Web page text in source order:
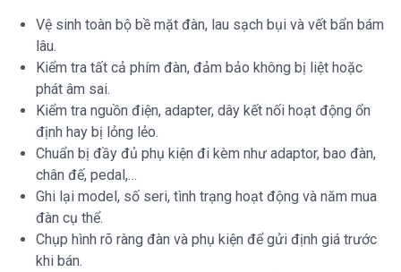
Vệ sinh toàn bộ bề mặt đàn, lau sạch bụi và vết bẩn bám
lâu.
Kiểm tra tất cả phím đàn, đảm bảo không bị liệt hoặc
phát âm sai.
Kiểm tra nguồn điện, adapter, dây kết nối hoạt động ổn
định hay bị lỏng lẻo.
Chuẩn bị đầy đủ phụ kiện đi kèm như adaptor, bao đàn,
chân đế, pedal,…
Ghi lại model, số seri, tình trạng hoạt động và năm mua
đàn cụ thể.
Chụp hình rõ ràng đàn và phụ kiện để gửi định giá trước
khi bán.